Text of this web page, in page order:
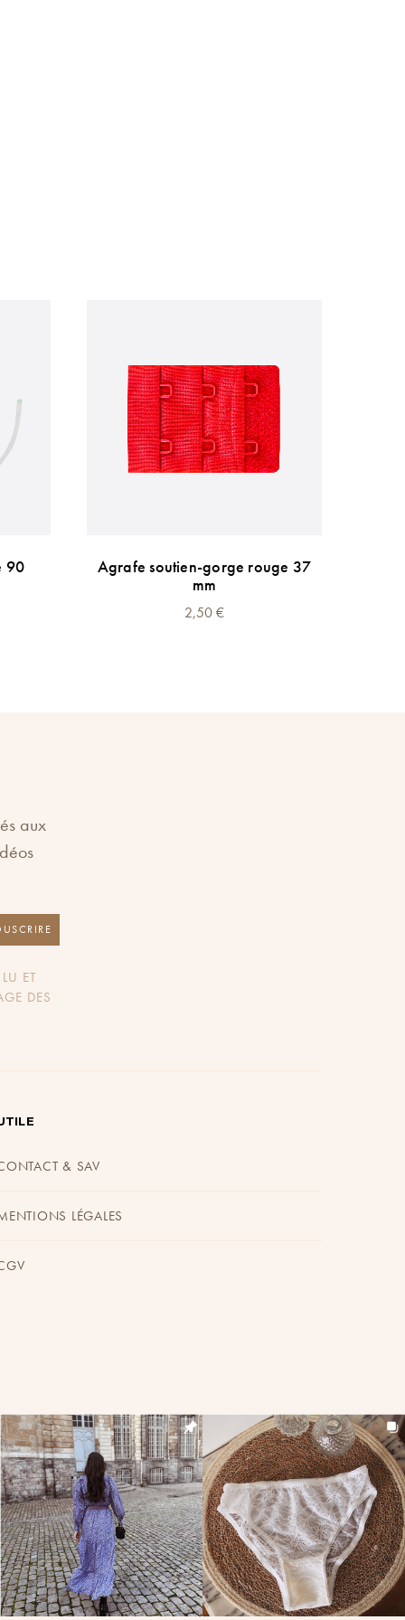
90
Agrafe soutien-gorge rouge 37
mm
2,50€
aux
ET
DES
& SAV
LÉGALES